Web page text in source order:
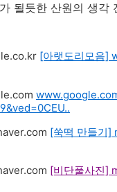
될듯한 산원의 생각
[아랫도리모음]
[쑥떡 만들기]
[비단풀사진]